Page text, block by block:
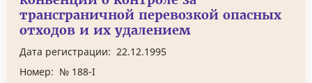
трансграничной перевозкой опасных
отходов и их удалением
Дата регистрации: 22.12.1995
Номер: № 188-I